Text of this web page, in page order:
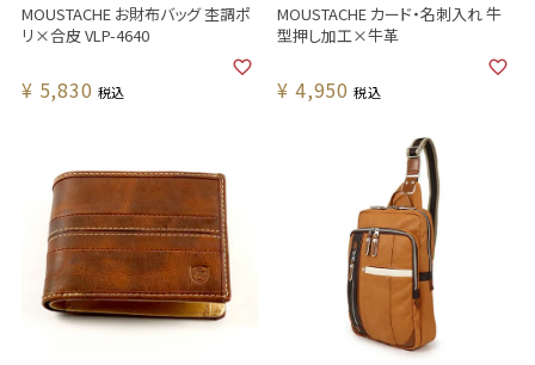
MOUSTACHE お財布バッグ 杢調ポ
リ×合皮 VLP-4640
¥ 5,830 税込
MOUSTACHE カード・名刺入れ 牛
型押し加工×牛革
¥ 4,950 税込